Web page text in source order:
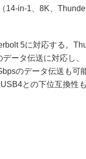
14-in-1、8K、
5に対応する。
ータ伝送に対応し
のデータ伝送も可
との下位互換性も